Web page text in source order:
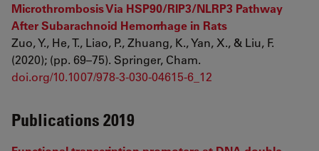
Microthrombosis Via HSP90/RIP3/NLRP3 Pathway
After Subarachnoid Hemorrhage in Rats
Zuo, Y., He, T., Liao, P., Zhuang, K., Yan, X., & Liu, F.
(2020); (pp. 69–75). Springer, Cham.
doi.org/10.1007/978-3-030-04615-6_12
Publications 2019